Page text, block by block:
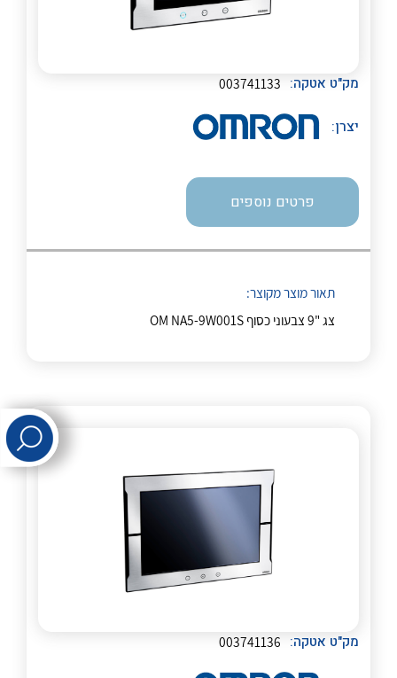
לכל מוצרי היצרן
לכל מוצרי היצרן לכל מוצרי היצרן
מק"ט אטקה: 003741133
יצרן:
פרטים נוספים
תאור מוצר מקוצר:
צג "9 צבעוני כסוף OM NA5-9W001S
מק"ט אטקה: 003741136